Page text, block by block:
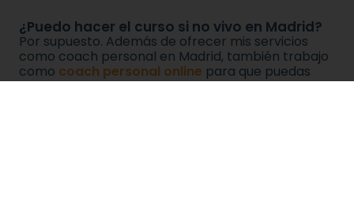
¿Puedo hacer el curso si no vivo en Madrid?
Por supuesto. Además de ofrecer mis servicios
como coach personal en Madrid, también trabajo
como coach personal online para que puedas
conectarte desde donde quieras.